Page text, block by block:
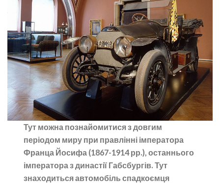
Тут можна познайомитися з довгим
періодом миру при правлінні імператора
Франца Йосифа (1867-1914 рр.), останнього
імператора з династії Габсбургів. Тут
знаходиться автомобіль спадкоємця